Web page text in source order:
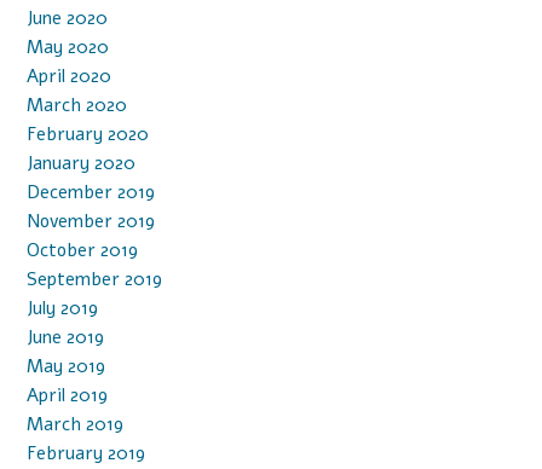
June 2020
May 2020
April 2020
March 2020
February 2020
January 2020
December 2019
November 2019
October 2019
September 2019
July 2019
June 2019
May 2019
April 2019
March 2019
February 2019